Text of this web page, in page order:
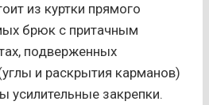
из куртки прямого
брюк с притачным
подверженных
и раскрытия карманов)
усилительные закрепки.